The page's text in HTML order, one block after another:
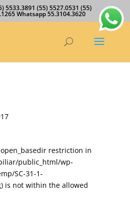
5533.3891 (55) 5527.0531 (55)
Whatsapp 55.3104.3620
open_basedir restriction in
public_html/wp-
SC-31-1-
is not within the allowed